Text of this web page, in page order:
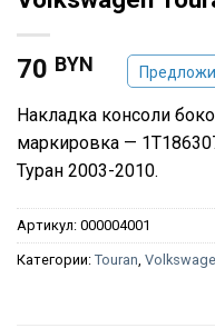
70 BYN
Накладка консоли
маркировка —
Туран 2003-2010.
Артикул: 000004001
Категории: Touran,